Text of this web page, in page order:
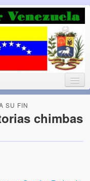
ha caido a esta tierra
SU FIN
chimbas